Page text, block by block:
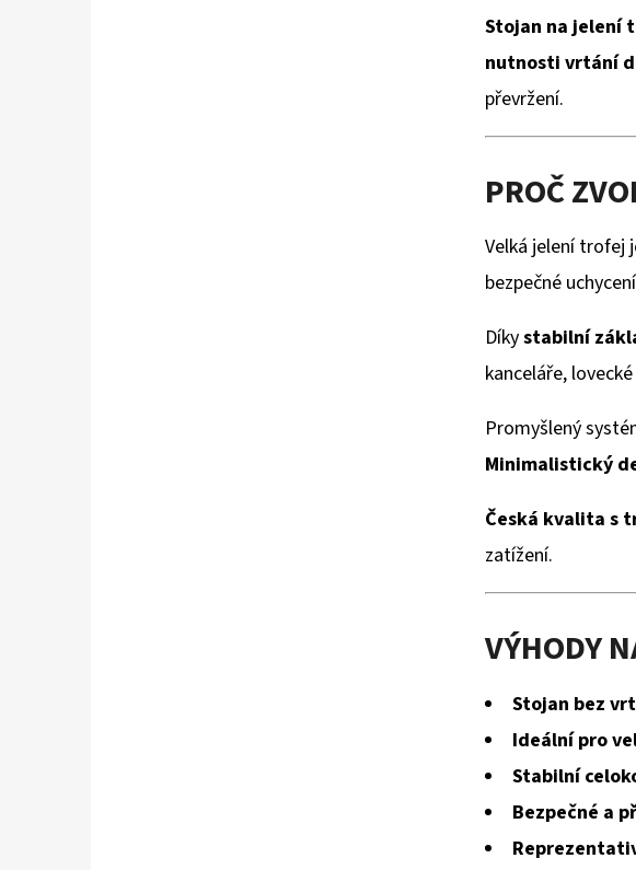
Stojan na jelení
nutnosti vrtání
převržení.
PROČ
Velká jelení trofej
bezpečné
Díkystabilní
kanceláře,
Promyšlený
Minimalistický
Česká kvalita s
zatížení.
VÝHODY
Stojan bez
Ideální pro
Stabilní
Bezpečné a